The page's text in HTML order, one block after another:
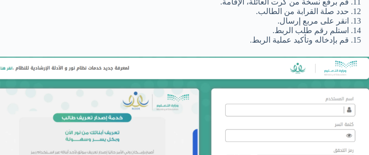
حدد صلة القرابة من الطالب.
انقر على مربع إرسال.
استلم رقم طلب الربط.
قم بإدخاله وتأكيد عملية الربط.